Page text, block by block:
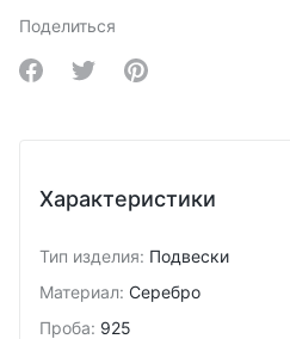
Поделиться
Share on Facebook
Share on Twitter
Share on Pinterest
Характеристики
Тип изделия: Подвески
Материал: Серебро
Проба: 925